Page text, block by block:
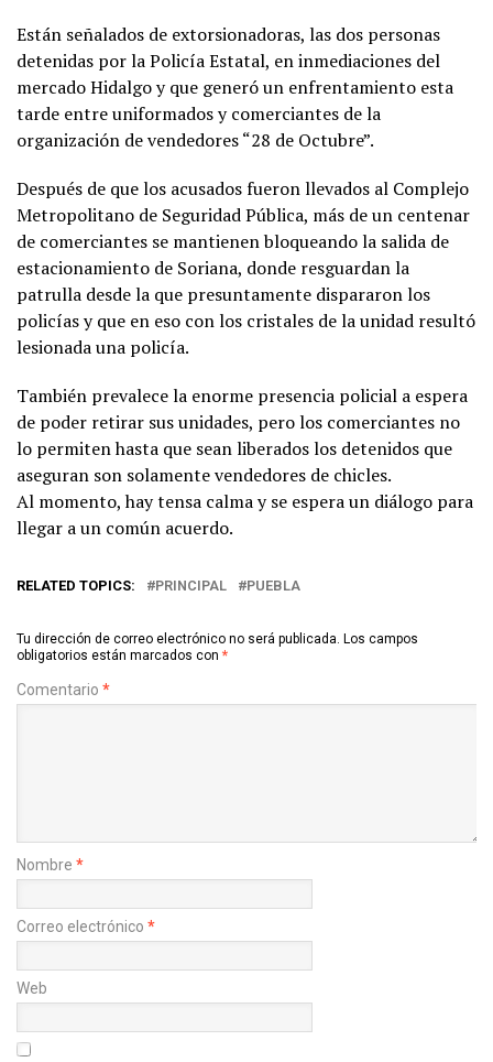
Están señalados de extorsionadoras, las dos personas
detenidas por la Policía Estatal, en inmediaciones del
mercado Hidalgo y que generó un enfrentamiento esta
tarde entre uniformados y comerciantes de la
organización de vendedores “28 de Octubre”.
Después de que los acusados fueron llevados al Complejo
Metropolitano de Seguridad Pública, más de un centenar
de comerciantes se mantienen bloqueando la salida de
estacionamiento de Soriana, donde resguardan la
patrulla desde la que presuntamente dispararon los
policías y que en eso con los cristales de la unidad resultó
lesionada una policía.
También prevalece la enorme presencia policial a espera
de poder retirar sus unidades, pero los comerciantes no
lo permiten hasta que sean liberados los detenidos que
aseguran son solamente vendedores de chicles.
Al momento, hay tensa calma y se espera un diálogo para
llegar a un común acuerdo.
RELATED TOPICS: PRINCIPAL PUEBLA
Tu dirección de correo electrónico no será publicada. Los campos
obligatorios están marcados con *
Comentario *
Nombre *
Correo electrónico *
Web